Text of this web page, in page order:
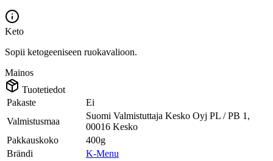
Keto
Sopii ketogeeniseen ruokavalioon.
Mainos
Tuotetiedot
Pakaste
Ei
Valmistusmaa
Suomi Valmistuttaja Kesko Oyj PL / PB 1,
00016 Kesko
Pakkauskoko
400g
Brändi
K-Menu